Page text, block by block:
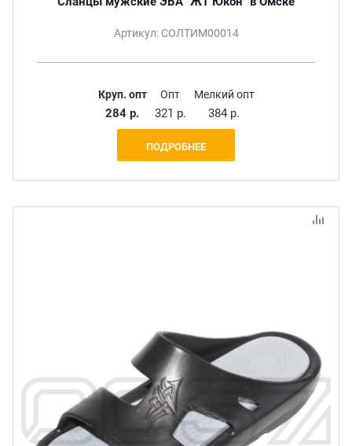
Артикул: СОЛТИМ00014
Круп. опт
284 р.
Опт
321 р.
Мелкий опт
384 р.
ПОДРОБНЕЕ